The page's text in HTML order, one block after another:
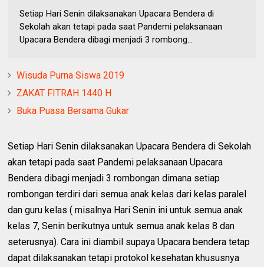
Setiap Hari Senin dilaksanakan Upacara Bendera di
Sekolah akan tetapi pada saat Pandemi pelaksanaan
Upacara Bendera dibagi menjadi 3 rombong...
Wisuda Purna Siswa 2019
ZAKAT FITRAH 1440 H
Buka Puasa Bersama Gukar
Setiap Hari Senin dilaksanakan Upacara Bendera di Sekolah
akan tetapi pada saat Pandemi pelaksanaan Upacara
Bendera dibagi menjadi 3 rombongan dimana setiap
rombongan terdiri dari semua anak kelas dari kelas paralel
dan guru kelas ( misalnya Hari Senin ini untuk semua anak
kelas 7, Senin berikutnya untuk semua anak kelas 8 dan
seterusnya). Cara ini diambil supaya Upacara bendera tetap
dapat dilaksanakan tetapi protokol kesehatan khususnya